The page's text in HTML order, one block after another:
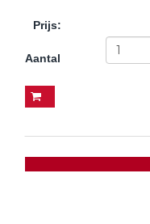
Prijs:
Aantal